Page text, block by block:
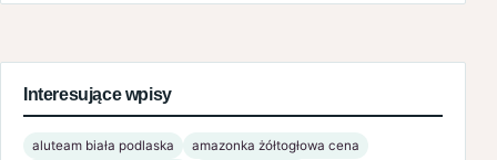
Interesujące wpisy
aluteam biała podlaska
amazonka żółtogłowa cena